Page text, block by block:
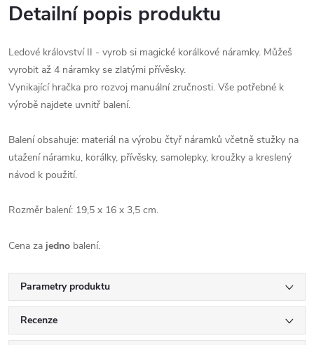
Detailní popis produktu
Ledové království II - vyrob si magické korálkové náramky. Můžeš
vyrobit až 4 náramky se zlatými přívěsky.
Vynikající hračka pro rozvoj manuální zručnosti. Vše potřebné k
výrobě najdete uvnitř balení.
Balení obsahuje: materiál na výrobu čtyř náramků včetně stužky na
utažení náramku, korálky, přívěsky, samolepky, kroužky a kreslený
návod k použití.
Rozměr balení: 19,5 x 16 x 3,5 cm.
Cena za jedno balení.
Parametry produktu
Recenze